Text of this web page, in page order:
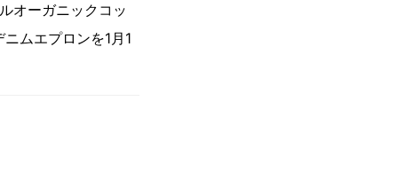
オーガニックコッ
ムエプロンを1月1